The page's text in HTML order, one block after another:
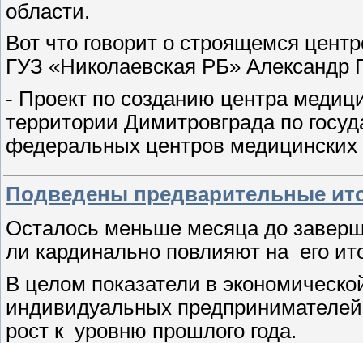
области.
Вот что говорит о строящемся
ГУЗ «Николаевская РБ» Александр
- Проект по созданию центра
территории Димитровграда по
федеральных центров
Подведены предварительные
Осталось меньше месяца до
ли кардинально повлияют на его
В целом показатели в
индивидуальных
рост к уровню прошлого года.